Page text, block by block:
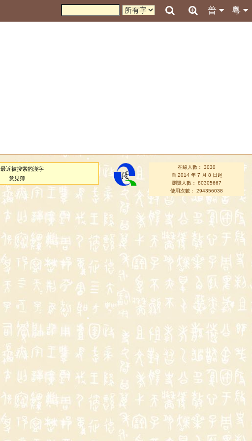
粵
普
最近被搜索的漢字
意見簿
在線人數： 3030
自 2014 年 7 月 8 日起
瀏覽人數： 80305667
使用次數： 294356038